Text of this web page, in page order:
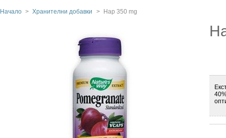
Начало > Хранителни добавки > Нар 350 mg